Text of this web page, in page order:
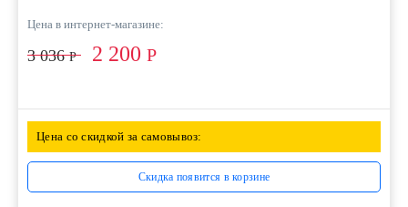
Цена в интернет-магазине:
3 036Р 2 200 Р
Цена со скидкой за самовывоз:
Скидка появится в корзине